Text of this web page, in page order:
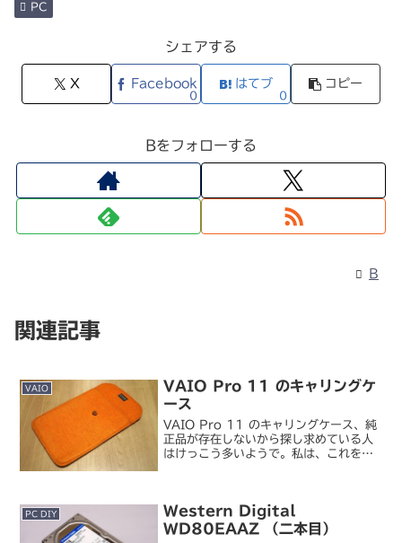
PC
シェアする
X Facebook
0
はてブ
0
コピー
Bをフォローする
B
関連記事
VAIO
VAIO Pro 11 のキャリングケ
ース
VAIO Pro 11 のキャリングケース、純
正品が存在しないから探し求めている人
はけっこう多いようで。私は、これを引
PC DIY
Western Digital
WD80EAAZ （二本目）